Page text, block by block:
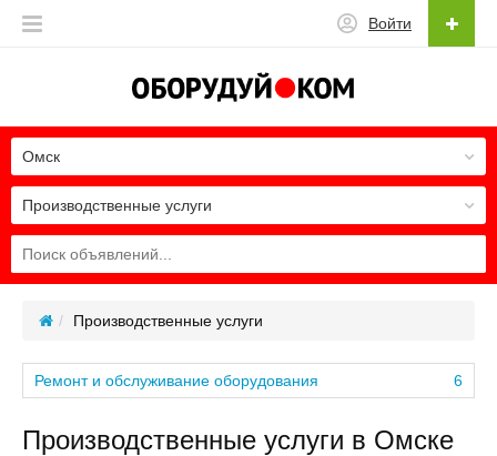
Войти
Производственные услуги
Омск
Производственные услуги
6
Ремонт и обслуживание оборудования
Производственные услуги в Омске